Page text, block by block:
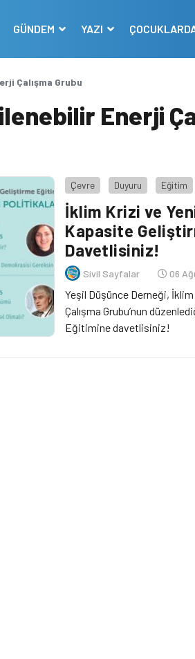
GÜNDEM YAZI
Çalışma Grubu
Enerji
Çevre Duyuru Eğitim
İklim Krizi ve
Kapasite
Davetlisiniz!
Sivil Sayfalar 06
Yeşil Düşünce Derneği,
Çalışma Grubu’nun
Eğitimine davetlisiniz!